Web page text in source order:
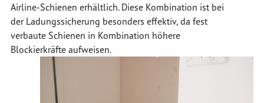
Airline-Schienen erhältlich. Diese Kombination ist bei
der Ladungssicherung besonders effektiv, da fest
verbaute Schienen in Kombination höhere
Blockierkräfte aufweisen.